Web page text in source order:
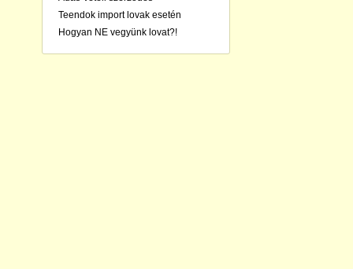
Teendok import lovak esetén
Hogyan NE vegyünk lovat?!